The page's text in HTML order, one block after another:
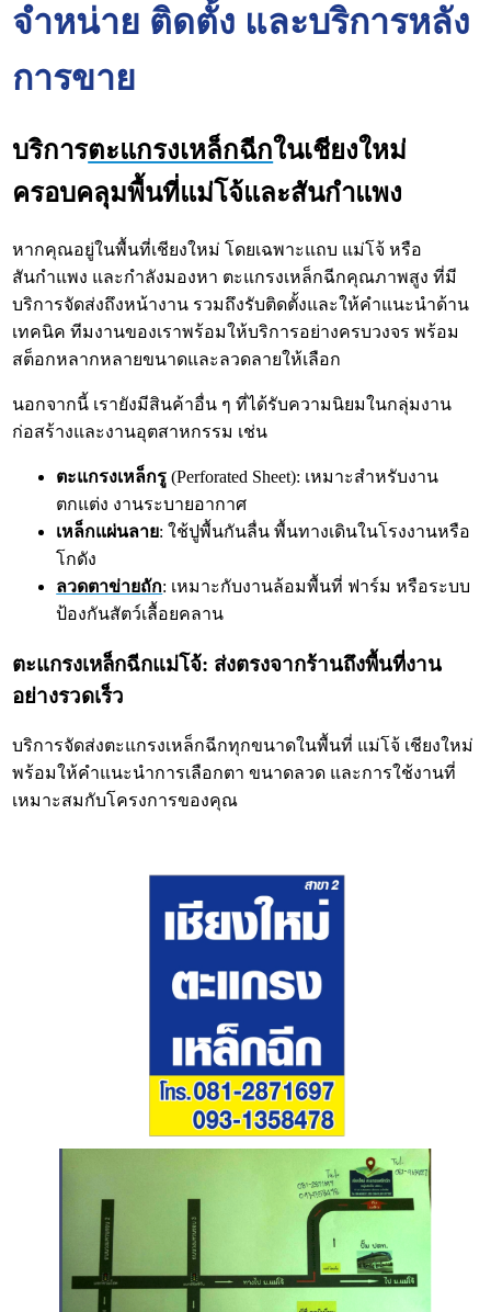
จำหน่าย ติดตั้ง และบริการหลัง
การขาย
บริการตะแกรงเหล็กฉีกในเชียงใหม่
ครอบคลุมพื้นที่แม่โจ้และสันกำแพง
หากคุณอยู่ในพื้นที่เชียงใหม่ โดยเฉพาะแถบ แม่โจ้ หรือ
สันกำแพง และกำลังมองหา ตะแกรงเหล็กฉีกคุณภาพสูง ที่มี
บริการจัดส่งถึงหน้างาน รวมถึงรับติดตั้งและให้คำแนะนำด้าน
เทคนิค ทีมงานของเราพร้อมให้บริการอย่างครบวงจร พร้อม
สต็อกหลากหลายขนาดและลวดลายให้เลือก
นอกจากนี้ เรายังมีสินค้าอื่น ๆ ที่ได้รับความนิยมในกลุ่มงาน
ก่อสร้างและงานอุตสาหกรรม เช่น
ตะแกรงเหล็กรู (Perforated Sheet): เหมาะสำหรับงาน
ตกแต่ง งานระบายอากาศ
เหล็กแผ่นลาย: ใช้ปูพื้นกันลื่น พื้นทางเดินในโรงงานหรือ
โกดัง
ลวดตาข่ายถัก: เหมาะกับงานล้อมพื้นที่ ฟาร์ม หรือระบบ
ป้องกันสัตว์เลื้อยคลาน
ตะแกรงเหล็กฉีกแม่โจ้: ส่งตรงจากร้านถึงพื้นที่งาน
อย่างรวดเร็ว
บริการจัดส่งตะแกรงเหล็กฉีกทุกขนาดในพื้นที่ แม่โจ้ เชียงใหม่
พร้อมให้คำแนะนำการเลือกตา ขนาดลวด และการใช้งานที่
เหมาะสมกับโครงการของคุณ